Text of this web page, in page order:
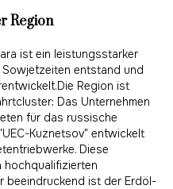
Region
ist ein leistungsstarker
entstand und
Region ist
Das Unternehmen
für das russische
Kuznetsov" entwickelt
Diese
hochqualifizierten
beeindruckend ist der Erdöl-